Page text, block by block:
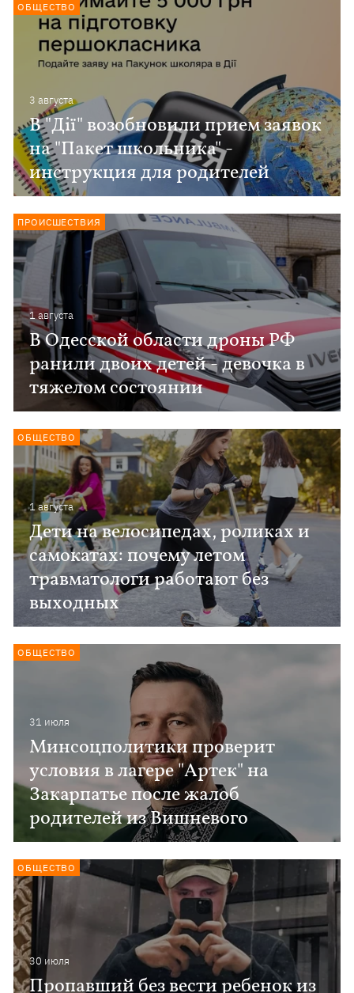
3 августа
В "Дії" возобновили прием заявок
на "Пакет школьника" -
инструкция для родителей
ОБЩЕСТВО
1 августа
В Одесской области дроны РФ
ранили двоих детей - девочка в
тяжелом состоянии
ПРОИСШЕСТВИЯ
1 августа
Дети на велосипедах, роликах и
самокатах: почему летом
травматологи работают без
выходных
ОБЩЕСТВО
31 июля
Минсоцполитики проверит
условия в лагере "Артек" на
Закарпатье после жалоб
родителей из Вишневого
ОБЩЕСТВО
30 июля
Пропавший без вести ребенок из
ОБЩЕСТВО